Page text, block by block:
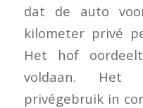
dat de auto
kilometer privé
Het hof
voldaan. Het
privégebruik in